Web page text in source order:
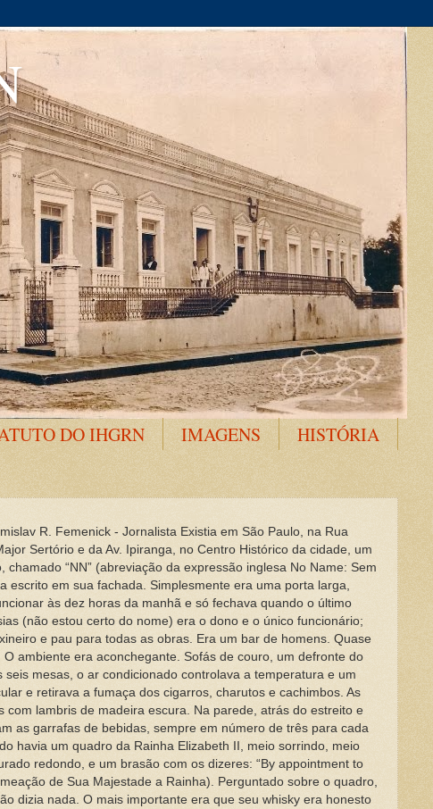
DO IHGRN IMAGENS HISTÓRIA
R. Femenick - Jornalista Existia em São Paulo, na Rua
Sertório e da Av. Ipiranga, no Centro Histórico da cidade, um
chamado “NN” (abreviação da expressão inglesa No Name: Sem
escrito em sua fachada. Simplesmente era uma porta larga,
às dez horas da manhã e só fechava quando o último
(não estou certo do nome) era o dono e o único funcionário;
e pau para todas as obras. Era um bar de homens. Quase
O ambiente era aconchegante. Sofás de couro, um defronte do
seis mesas, o ar condicionado controlava a temperatura e um
e retirava a fumaça dos cigarros, charutos e cachimbos. As
com lambris de madeira escura. Na parede, atrás do estreito e
as garrafas de bebidas, sempre em número de três para cada
havia um quadro da Rainha Elizabeth II, meio sorrindo, meio
redondo, e um brasão com os dizeres: “By appointment to
de Sua Majestade a Rainha). Perguntado sobre o quadro,
dizia nada. O mais importante era que seu whisky era honesto